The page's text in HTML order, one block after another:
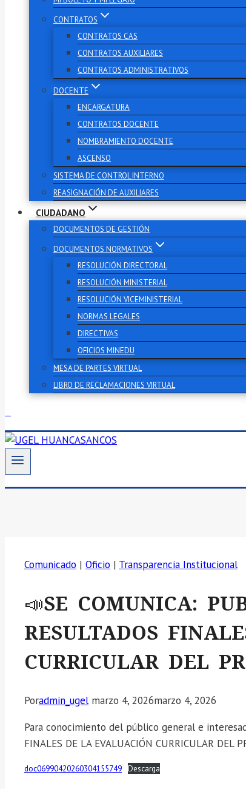
CONTRATOS
CONTRATOS CAS
CONTRATOS AUXILIARES
CONTRATOS ADMINISTRATIVOS
DOCENTE
ENCARGATURA
CONTRATOS DOCENTE
NOMBRAMIENTO DOCENTE
ASCENSO
SISTEMA DE CONTROL INTERNO
REASIGNACIÓN DE AUXILIARES
CIUDADANO
DOCUMENTOS DE GESTIÓN
DOCUMENTOS NORMATIVOS
RESOLUCIÓN DIRECTORAL
RESOLUCIÓN MINISTERIAL
RESOLUCIÓN VICEMINISTERIAL
NORMAS LEGALES
DIRECTIVAS
OFICIOS MINEDU
MESA DE PARTES VIRTUAL
LIBRO DE RECLAMACIONES VIRTUAL
Comunicado | Oficio | Transparencia Institucional
📣SE COMUNICA:
RESULTADOS
CURRICULAR DEL
Poradmin_ugel marzo 4, 2026marzo 4, 2026
Para conocimiento del público general e
FINALES DE LA EVALUACIÓN CURRICULAR DEL
doc06990420260304155749 Descarga